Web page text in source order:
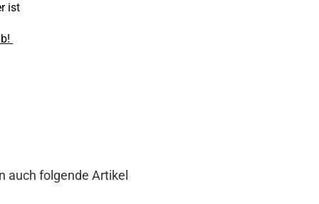
ist
auch folgende Artikel